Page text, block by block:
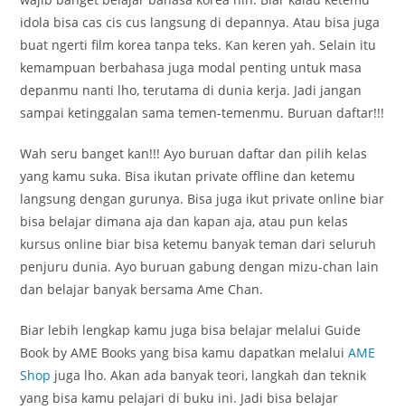
idola bisa cas cis cus langsung di depannya. Atau bisa juga
buat ngerti film korea tanpa teks. Kan keren yah. Selain itu
kemampuan berbahasa juga modal penting untuk masa
depanmu nanti lho, terutama di dunia kerja. Jadi jangan
sampai ketinggalan sama temen-temenmu. Buruan daftar!!!
Wah seru banget kan!!! Ayo buruan daftar dan pilih kelas
yang kamu suka. Bisa ikutan private offline dan ketemu
langsung dengan gurunya. Bisa juga ikut private online biar
bisa belajar dimana aja dan kapan aja, atau pun kelas
kursus online biar bisa ketemu banyak teman dari seluruh
penjuru dunia. Ayo buruan gabung dengan mizu-chan lain
dan belajar banyak bersama Ame Chan.
Biar lebih lengkap kamu juga bisa belajar melalui Guide
Book by AME Books yang bisa kamu dapatkan melaluiAME
Shop juga lho. Akan ada banyak teori, langkah dan teknik
yang bisa kamu pelajari di buku ini. Jadi bisa belajar